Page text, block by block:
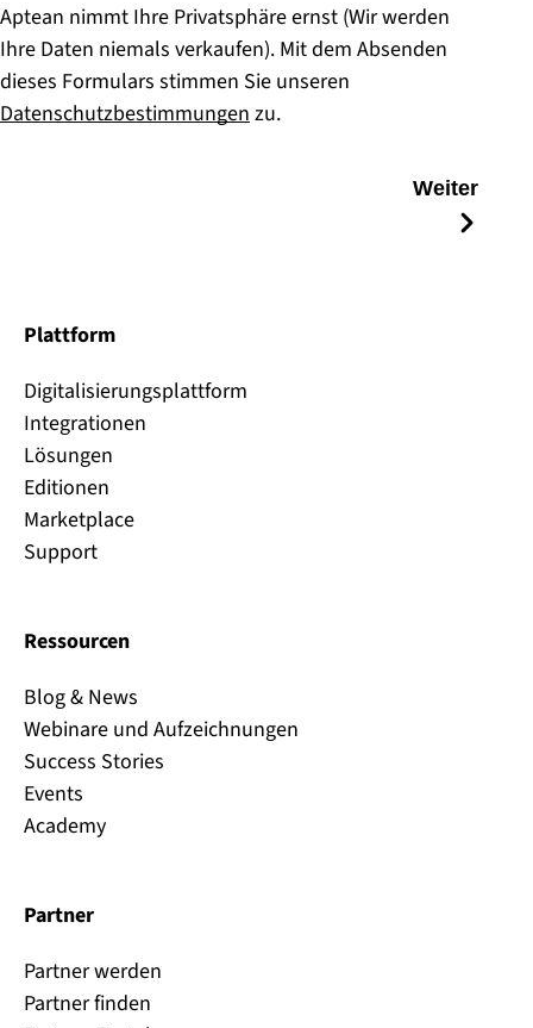
Aptean nimmt Ihre Privatsphäre ernst (Wir werden
Ihre Daten niemals verkaufen). Mit dem Absenden
dieses Formulars stimmen Sie unseren
Datenschutzbestimmungen zu.
Weiter
Plattform
Digitalisierungsplattform
Integrationen
Lösungen
Editionen
Marketplace
Support
Ressourcen
Blog & News
Webinare und Aufzeichnungen
Success Stories
Events
Academy
Partner
Partner werden
Partner finden